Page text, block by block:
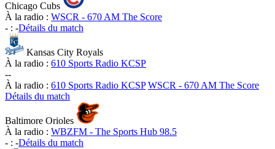
Chicago Cubs
À la radio : WSCR - 670 AM The Score
- : -Détails du match
Kansas City Royals
À la radio : 610 Sports Radio KCSP
--
À la radio : 610 Sports Radio KCSP WSCR - 670 AM The Score
Détails du match
Baltimore Orioles
À la radio : WBZFM - The Sports Hub 98.5
- : -Détails du match